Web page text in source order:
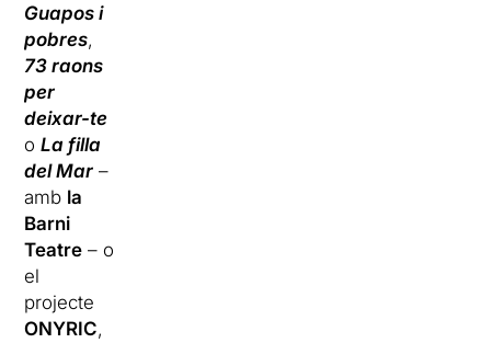
Guapos i
pobres,
73 raons
per
deixar-te
oLa filla
del Mar –
amb la
Barni
Teatre – o
el
projecte
ONYRIC,